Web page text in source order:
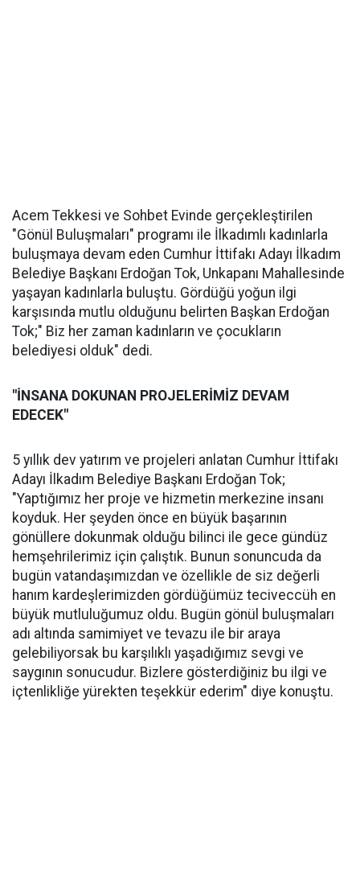
Acem Tekkesi ve Sohbet Evinde gerçekleştirilen
"Gönül Buluşmaları" programı ile İlkadımlı kadınlarla
buluşmaya devam eden Cumhur İttifakı Adayı İlkadım
Belediye Başkanı Erdoğan Tok, Unkapanı Mahallesinde
yaşayan kadınlarla buluştu. Gördüğü yoğun ilgi
karşısında mutlu olduğunu belirten Başkan Erdoğan
Tok;" Biz her zaman kadınların ve çocukların
belediyesi olduk" dedi.
"İNSANA DOKUNAN PROJELERİMİZ DEVAM
EDECEK"
5 yıllık dev yatırım ve projeleri anlatan Cumhur İttifakı
Adayı İlkadım Belediye Başkanı Erdoğan Tok;
"Yaptığımız her proje ve hizmetin merkezine insanı
koyduk. Her şeyden önce en büyük başarının
gönüllere dokunmak olduğu bilinci ile gece gündüz
hemşehrilerimiz için çalıştık. Bunun sonuncuda da
bugün vatandaşımızdan ve özellikle de siz değerli
hanım kardeşlerimizden gördüğümüz teciveccüh en
büyük mutluluğumuz oldu. Bugün gönül buluşmaları
adı altında samimiyet ve tevazu ile bir araya
gelebiliyorsak bu karşılıklı yaşadığımız sevgi ve
saygının sonucudur. Bizlere gösterdiğiniz bu ilgi ve
içtenlikliğe yürekten teşekkür ederim" diye konuştu.